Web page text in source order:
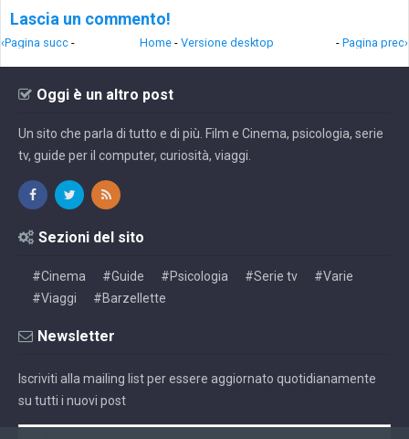
Lascia un commento!
‹Pagina succ - - Pagina prec›
Home - Versione desktop
Oggi è un altro post
Un sito che parla di tutto e di più. Film e Cinema, psicologia, serie
tv, guide per il computer, curiosità, viaggi.
Sezioni del sito
#Cinema #Guide #Psicologia #Serie tv
#Varie
#Viaggi
#Barzellette
Newsletter
Iscriviti alla mailing list per essere aggiornato quotidianamente
su tutti i nuovi post